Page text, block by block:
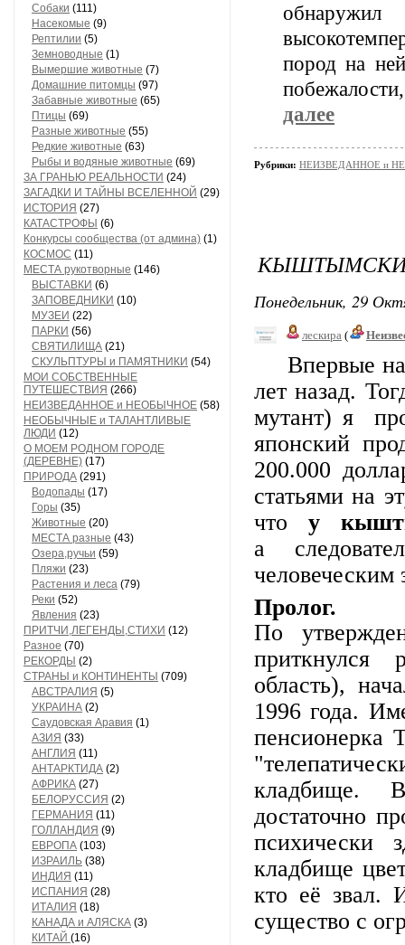
Собаки (111)
Насекомые (9)
Рептилии (5)
Земноводные (1)
Вымершие животные (7)
Домашние питомцы (97)
Забавные животные (65)
Птицы (69)
Разные животные (55)
Редкие животные (63)
Рыбы и водяные животные (69)
ЗА ГРАНЬЮ РЕАЛЬНОСТИ (24)
ЗАГАДКИ И ТАЙНЫ ВСЕЛЕННОЙ (29)
ИСТОРИЯ (27)
КАТАСТРОФЫ (6)
Конкурсы сообщества (от админа) (1)
КОСМОС (11)
МЕСТА рукотворные (146)
ВЫСТАВКИ (6)
ЗАПОВЕДНИКИ (10)
МУЗЕИ (22)
ПАРКИ (56)
СВЯТИЛИЩА (21)
СКУЛЬПТУРЫ и ПАМЯТНИКИ (54)
МОИ СОБСТВЕННЫЕ
ПУТЕШЕСТВИЯ (266)
НЕИЗВЕДАННОЕ и НЕОБЫЧНОЕ (58)
НЕОБЫЧНЫЕ и ТАЛАНТЛИВЫЕ
ЛЮДИ (12)
О МОЕМ РОДНОМ ГОРОДЕ
(ДЕРЕВНЕ) (17)
ПРИРОДА (291)
Водопады (17)
Горы (35)
Животные (20)
МЕСТА разные (43)
Озера,ручьи (59)
Пляжи (23)
Растения и леса (79)
Реки (52)
Явления (23)
ПРИТЧИ,ЛЕГЕНДЫ,СТИХИ (12)
Разное (70)
РЕКОРДЫ (2)
СТРАНЫ и КОНТИНЕНТЫ (709)
АВСТРАЛИЯ (5)
УКРАИНА (2)
Саудовская Аравия (1)
АЗИЯ (33)
АНГЛИЯ (11)
АНТАРКТИДА (2)
АФРИКА (27)
БЕЛОРУССИЯ (2)
ГЕРМАНИЯ (11)
ГОЛЛАНДИЯ (9)
ЕВРОПА (103)
ИЗРАИЛЬ (38)
ИНДИЯ (11)
ИСПАНИЯ (28)
ИТАЛИЯ (18)
КАНАДА и АЛЯСКА (3)
КИТАЙ (16)
пород на
далее
Рубрики: НЕИЗВЕДАННОЕ и
Понедельник, 29
лескира (
Впервые на
лет назад.
мутант) я
японский
200.000
статьями на
что у
а
Пролог.
По
область),
1996 года.
пенсионерка
кладбище.
достаточно
психически
кладбище
кто её звал.
существо с